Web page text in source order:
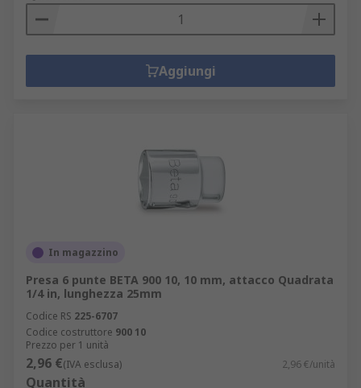
Aggiungi
In magazzino
Presa 6 punte BETA 900 10, 10 mm, attacco Quadrata
1/4 in, lunghezza 25mm
Codice RS 225-6707
Codice costruttore 900 10
Prezzo per 1 unità
2,96 €(IVA esclusa) 2,96 €/unità
Quantità